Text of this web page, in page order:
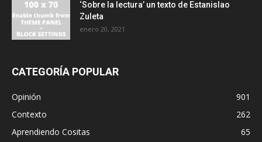
‘Sobre la lectura’ un texto de Estanislao
Zuleta
enero 20, 2021
CATEGORÍA POPULAR
Opinión
901
Contexto
262
Aprendiendo Cositas
65